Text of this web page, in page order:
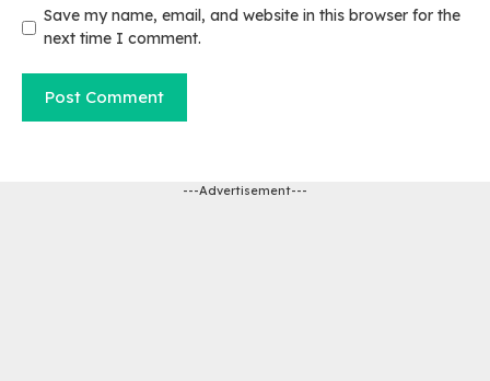
Save my name, email, and website in this browser for the
next time I comment.
---Advertisement---